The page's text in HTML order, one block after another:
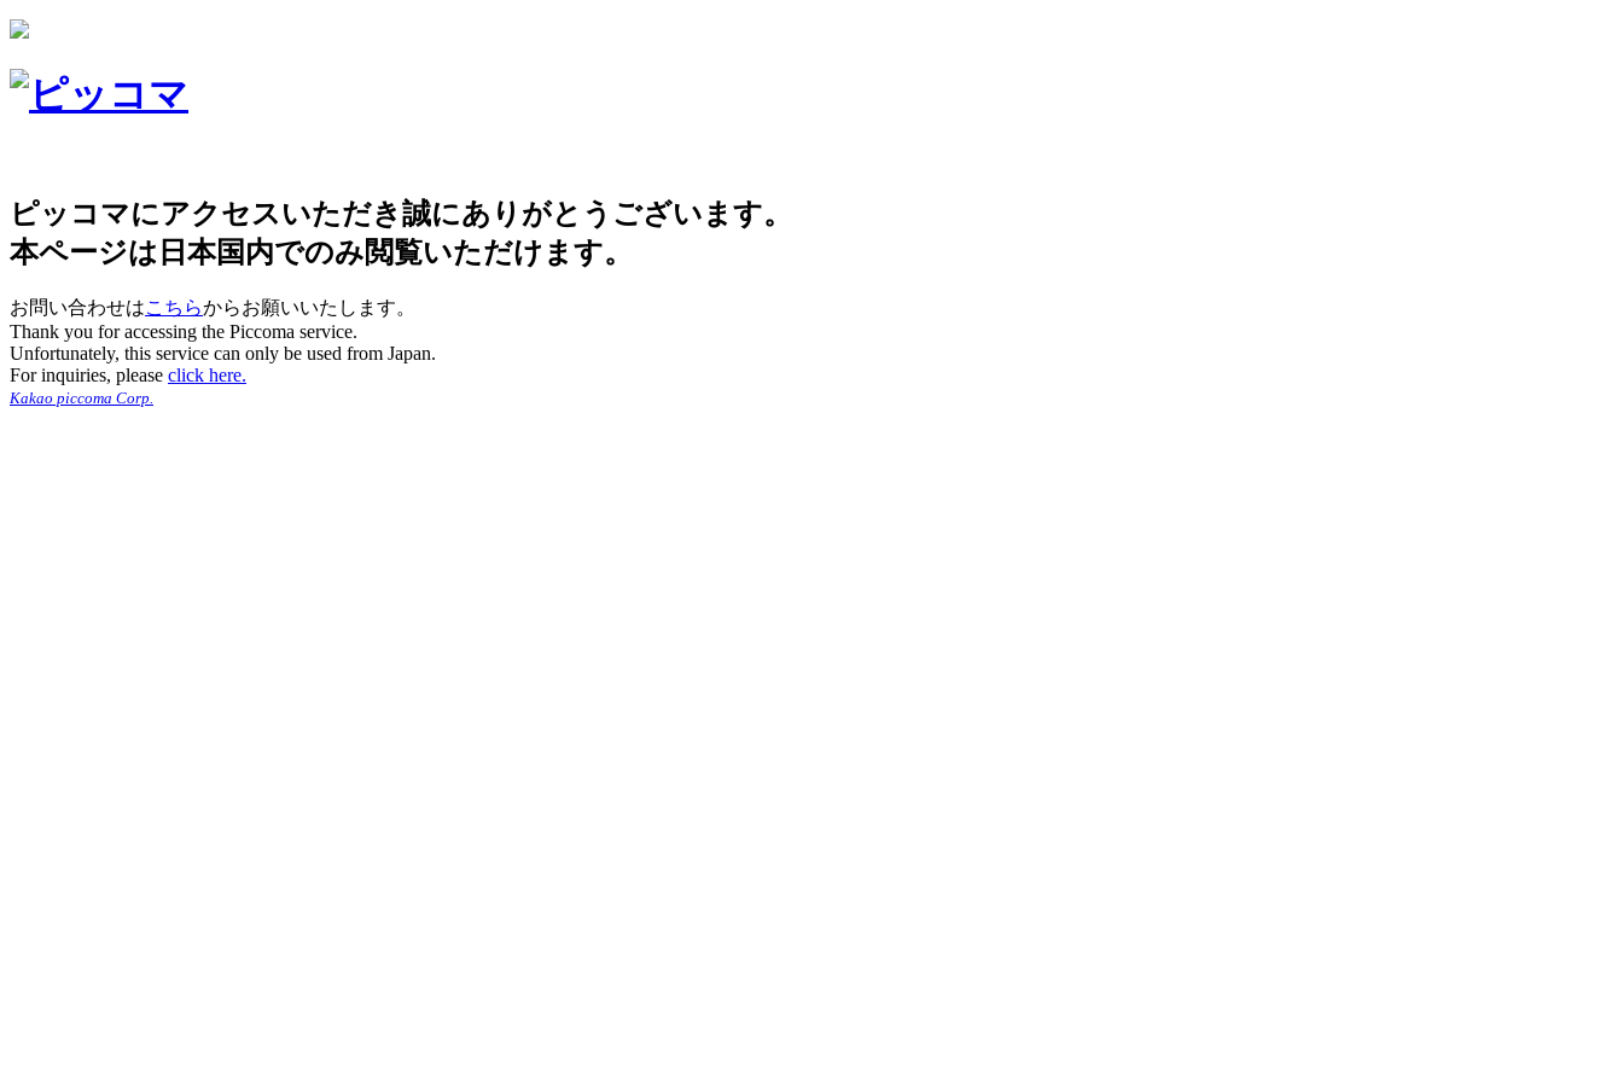
ピッコマにアクセスいただき誠にありがとうございます。
本ページは日本国内でのみ閲覧いただけます。
お問い合わせはこちらからお願いいたします。
Thank you for accessing the Piccoma service.
Unfortunately, this service can only be used from Japan.
For inquiries, please click here.
Kakao piccoma Corp.